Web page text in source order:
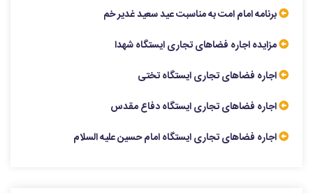
برنامه امام امت به مناسبت عید سعید غدیر خم
مزایده اجاره فضاهای تجاری ایستگاه شهدا
اجاره فضاهای تجاری ایستگاه تختی
اجاره فضاهای تجاری ایستگاه دفاع مقدس
اجاره فضاهای تجاری ایستگاه امام حسین علیه السلام